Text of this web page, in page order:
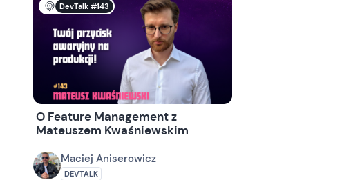
DevTalk #143
O Feature Management z
Mateuszem Kwaśniewskim
Maciej Aniserowicz
DEVTALK